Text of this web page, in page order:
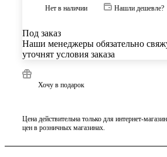
Нет в наличии Нашли дешевле?
Под заказ
Наши менеджеры обязательно
уточнят условия заказа
Хочу в подарок
Цена действительна только для интернет-
цен в розничных магазинах.